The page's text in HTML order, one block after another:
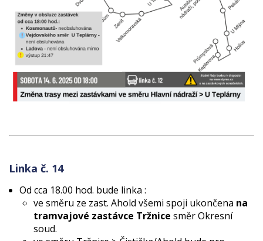
Linka č. 14
Od cca 18.00 hod. bude linka :
ve směru ze zast. Ahold všemi spoji ukončena na
tramvajové zastávce Tržnice směr Okresní
soud.